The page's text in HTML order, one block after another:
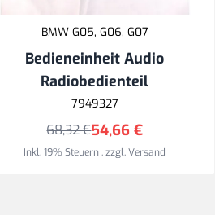
BMW G05, G06, G07
Bedieneinheit Audio
Radiobedienteil
7949327
54,66 €
68,32 €
Inkl. 19% Steuern,zzgl.Versand